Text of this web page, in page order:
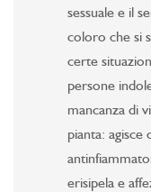
sessuale e il
coloro che si
certe
persone
mancanza di
pianta:
erisipela e